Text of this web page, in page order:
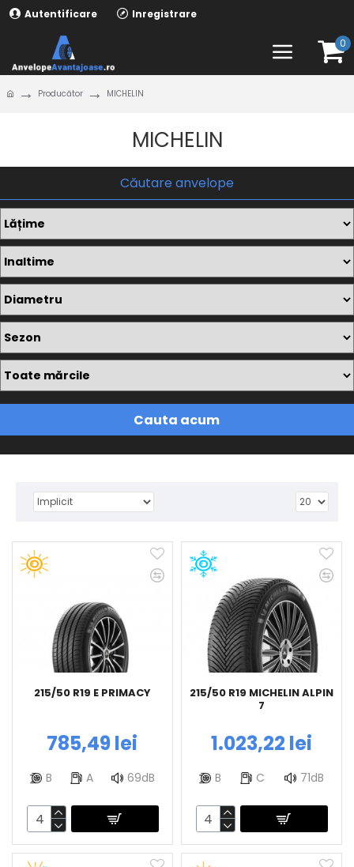
Autentificare Inregistrare
0
Producător MICHELIN
MICHELIN
Căutare anvelope
Cauta acum
215/50 R19 E PRIMACY
785,49 lei
B A 69dB
215/50 R19 MICHELIN ALPIN
7
1.023,22 lei
B C 71dB